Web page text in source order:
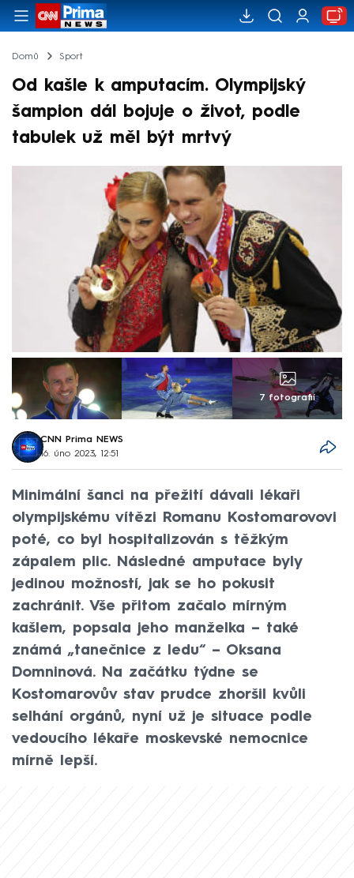
Domů Sport
Od kašle k amputacím. Olympijský
šampion dál bojuje o život, podle
tabulek už měl být mrtvý
7 fotografií
CNN Prima NEWS
16. úno 2023, 12:51
Minimální šanci na přežití dávali lékaři
olympijskému vítězi Romanu Kostomarovovi
poté, co byl hospitalizován s těžkým
zápalem plic. Následné amputace byly
jedinou možností, jak se ho pokusit
zachránit. Vše přitom začalo mírným
kašlem, popsala jeho manželka – také
známá „tanečnice z ledu“ – Oksana
Domninová. Na začátku týdne se
Kostomarovův stav prudce zhoršil kvůli
selhání orgánů, nyní už je situace podle
vedoucího lékaře moskevské nemocnice
mírně lepší.